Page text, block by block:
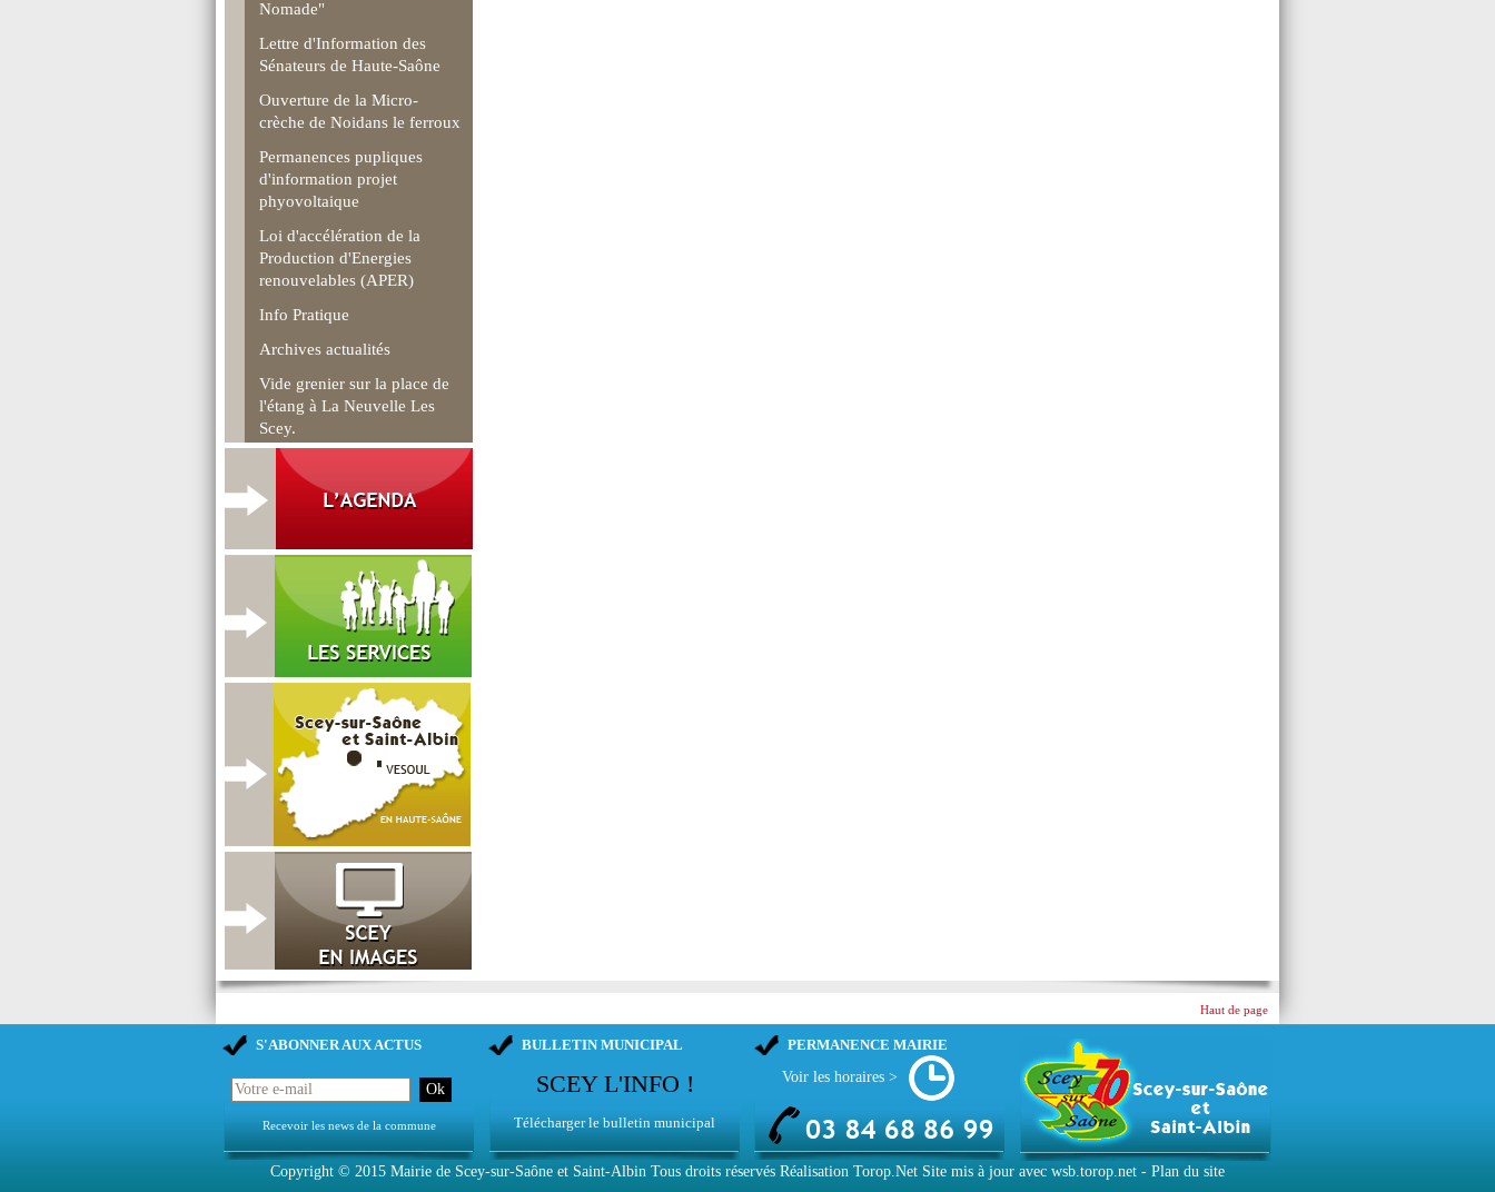
Nomade"
Lettre d'Information des
Sénateurs de Haute-Saône
Ouverture de la Micro-
crèche de Noidans le ferroux
Permanences pupliques
d'information projet
phyovoltaique
Loi d'accélération de la
Production d'Energies
renouvelables (APER)
Info Pratique
Archives actualités
Vide grenier sur la place de
l'étang à La Neuvelle Les
Scey.
Haut de page
S'ABONNER AUX ACTUS
Recevoir les news de la commune
BULLETIN MUNICIPAL
SCEY L'INFO !
Télécharger le bulletin municipal
PERMANENCE MAIRIE
Voir les horaires >
Copyright © 2015 Mairie de Scey-sur-Saône et Saint-Albin Tous droits réservés Réalisation Torop.Net Site mis à jour avec wsb.torop.net - Plan du site